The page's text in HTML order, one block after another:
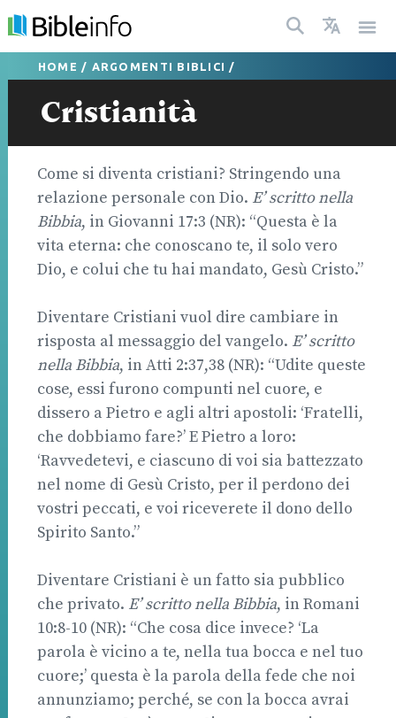
HOME / ARGOMENTI BIBLICI /
Cristianità
Come si diventa cristiani? Stringendo una
relazione personale con Dio. E’ scritto nella
Bibbia, in Giovanni 17:3 (NR): “Questa è la
vita eterna: che conoscano te, il solo vero
Dio, e colui che tu hai mandato, Gesù Cristo.”
Diventare Cristiani vuol dire cambiare in
risposta al messaggio del vangelo. E’ scritto
nella Bibbia, in Atti 2:37,38 (NR): “Udite queste
cose, essi furono compunti nel cuore, e
dissero a Pietro e agli altri apostoli: ‘Fratelli,
che dobbiamo fare?’ E Pietro a loro:
‘Ravvedetevi, e ciascuno di voi sia battezzato
nel nome di Gesù Cristo, per il perdono dei
vostri peccati, e voi riceverete il dono dello
Spirito Santo.”
Diventare Cristiani è un fatto sia pubblico
che privato. E’ scritto nella Bibbia, in Romani
10:8-10 (NR): “Che cosa dice invece? ‘La
parola è vicino a te, nella tua bocca e nel tuo
cuore;’ questa è la parola della fede che noi
annunziamo; perché, se con la bocca avrai